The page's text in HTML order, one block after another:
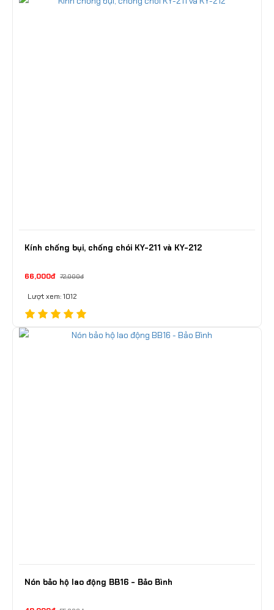
Kính chống bụi, chống chói KY-211 và KY-212
66,000đ 72,000đ
Lượt xem: 1012
Nón bảo hộ lao động BB16 - Bảo Bình